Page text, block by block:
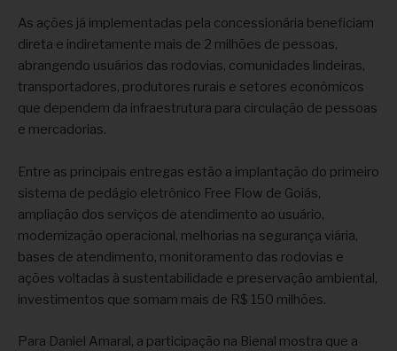
As ações já implementadas pela concessionária beneficiam
direta e indiretamente mais de 2 milhões de pessoas,
abrangendo usuários das rodovias, comunidades lindeiras,
transportadores, produtores rurais e setores econômicos
que dependem da infraestrutura para circulação de pessoas
e mercadorias.
Entre as principais entregas estão a implantação do primeiro
sistema de pedágio eletrônico Free Flow de Goiás,
ampliação dos serviços de atendimento ao usuário,
modernização operacional, melhorias na segurança viária,
bases de atendimento, monitoramento das rodovias e
ações voltadas à sustentabilidade e preservação ambiental,
investimentos que somam mais de R$ 150 milhões.
Para Daniel Amaral, a participação na Bienal mostra que a